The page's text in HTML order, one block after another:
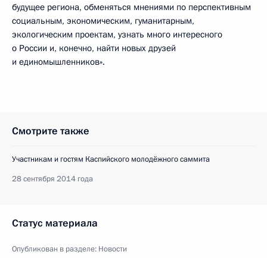
будущее региона, обменяться мнениями по перспективным
социальным, экономическим, гуманитарным,
экологическим проектам, узнать много интересного
о России и, конечно, найти новых друзей
и единомышленников».
Смотрите также
Участникам и гостям Каспийского молодёжного саммита
28 сентября 2014 года
Статус материала
Опубликован в разделе: Новости